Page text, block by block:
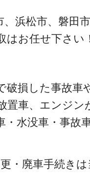
浜松市、磐田
お任せ下さい
破損した事故車
置車、エンジン
・水没車・事故
・廃車手続き